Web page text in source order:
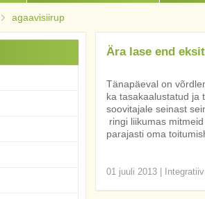
agaavisiirup
Ära lase end
Tänapäeval on
ka tasakaalustatud ja
soovitajale seinast
ringi liikumas
parajasti oma
01 juuli 2013